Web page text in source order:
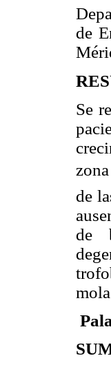
de
Se
de
de